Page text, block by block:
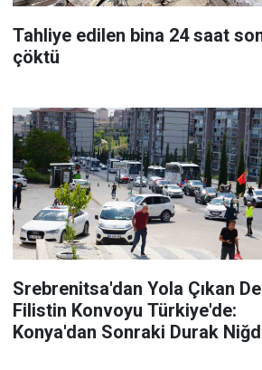
Tahliye edilen bina 24 saat
çöktü
Srebrenitsa'dan Yola Çıkan
Filistin Konvoyu Türkiye'de:
Konya'dan Sonraki Durak